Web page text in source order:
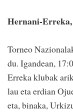
Hernani-
Torneo
du. Igandean,
Erreka klubak
lau eta erdian
eta, binaka,